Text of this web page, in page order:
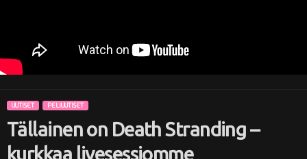
w
UUTISET PELIUUTISET
Tällainen on Death Stranding –
kurkkaa livesessiomme